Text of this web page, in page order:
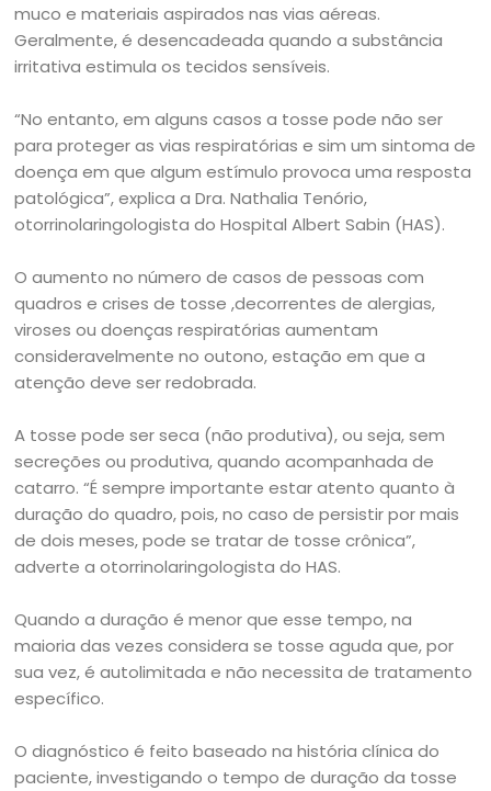
muco e materiais aspirados nas vias aéreas.
Geralmente, é desencadeada quando a substância
irritativa estimula os tecidos sensíveis.
“No entanto, em alguns casos a tosse pode não ser
para proteger as vias respiratórias e sim um sintoma de
doença em que algum estímulo provoca uma resposta
patológica”, explica a Dra. Nathalia Tenório,
otorrinolaringologista do Hospital Albert Sabin (HAS).
O aumento no número de casos de pessoas com
quadros e crises de tosse ,decorrentes de alergias,
viroses ou doenças respiratórias aumentam
consideravelmente no outono, estação em que a
atenção deve ser redobrada.
A tosse pode ser seca (não produtiva), ou seja, sem
secreções ou produtiva, quando acompanhada de
catarro. “É sempre importante estar atento quanto à
duração do quadro, pois, no caso de persistir por mais
de dois meses, pode se tratar de tosse crônica”,
adverte a otorrinolaringologista do HAS.
Quando a duração é menor que esse tempo, na
maioria das vezes considera se tosse aguda que, por
sua vez, é autolimitada e não necessita de tratamento
específico.
O diagnóstico é feito baseado na história clínica do
paciente, investigando o tempo de duração da tosse